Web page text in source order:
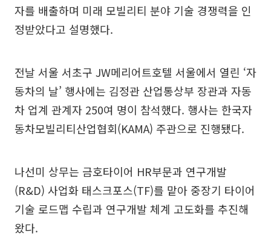
자를 배출하며 미래 모빌리티 분야 기술 경쟁력을 인
정받았다고 설명했다.
전날 서울 서초구 JW메리어트호텔 서울에서 열린 ‘자
동차의 날’ 행사에는 김정관 산업통상부 장관과 자동
차 업계 관계자 250여 명이 참석했다. 행사는 한국자
동차모빌리티산업협회(KAMA) 주관으로 진행됐다.
나선미 상무는 금호타이어 HR부문과 연구개발
(R&D) 사업화 태스크포스(TF)를 맡아 중장기 타이어
기술 로드맵 수립과 연구개발 체계 고도화를 추진해
왔다.